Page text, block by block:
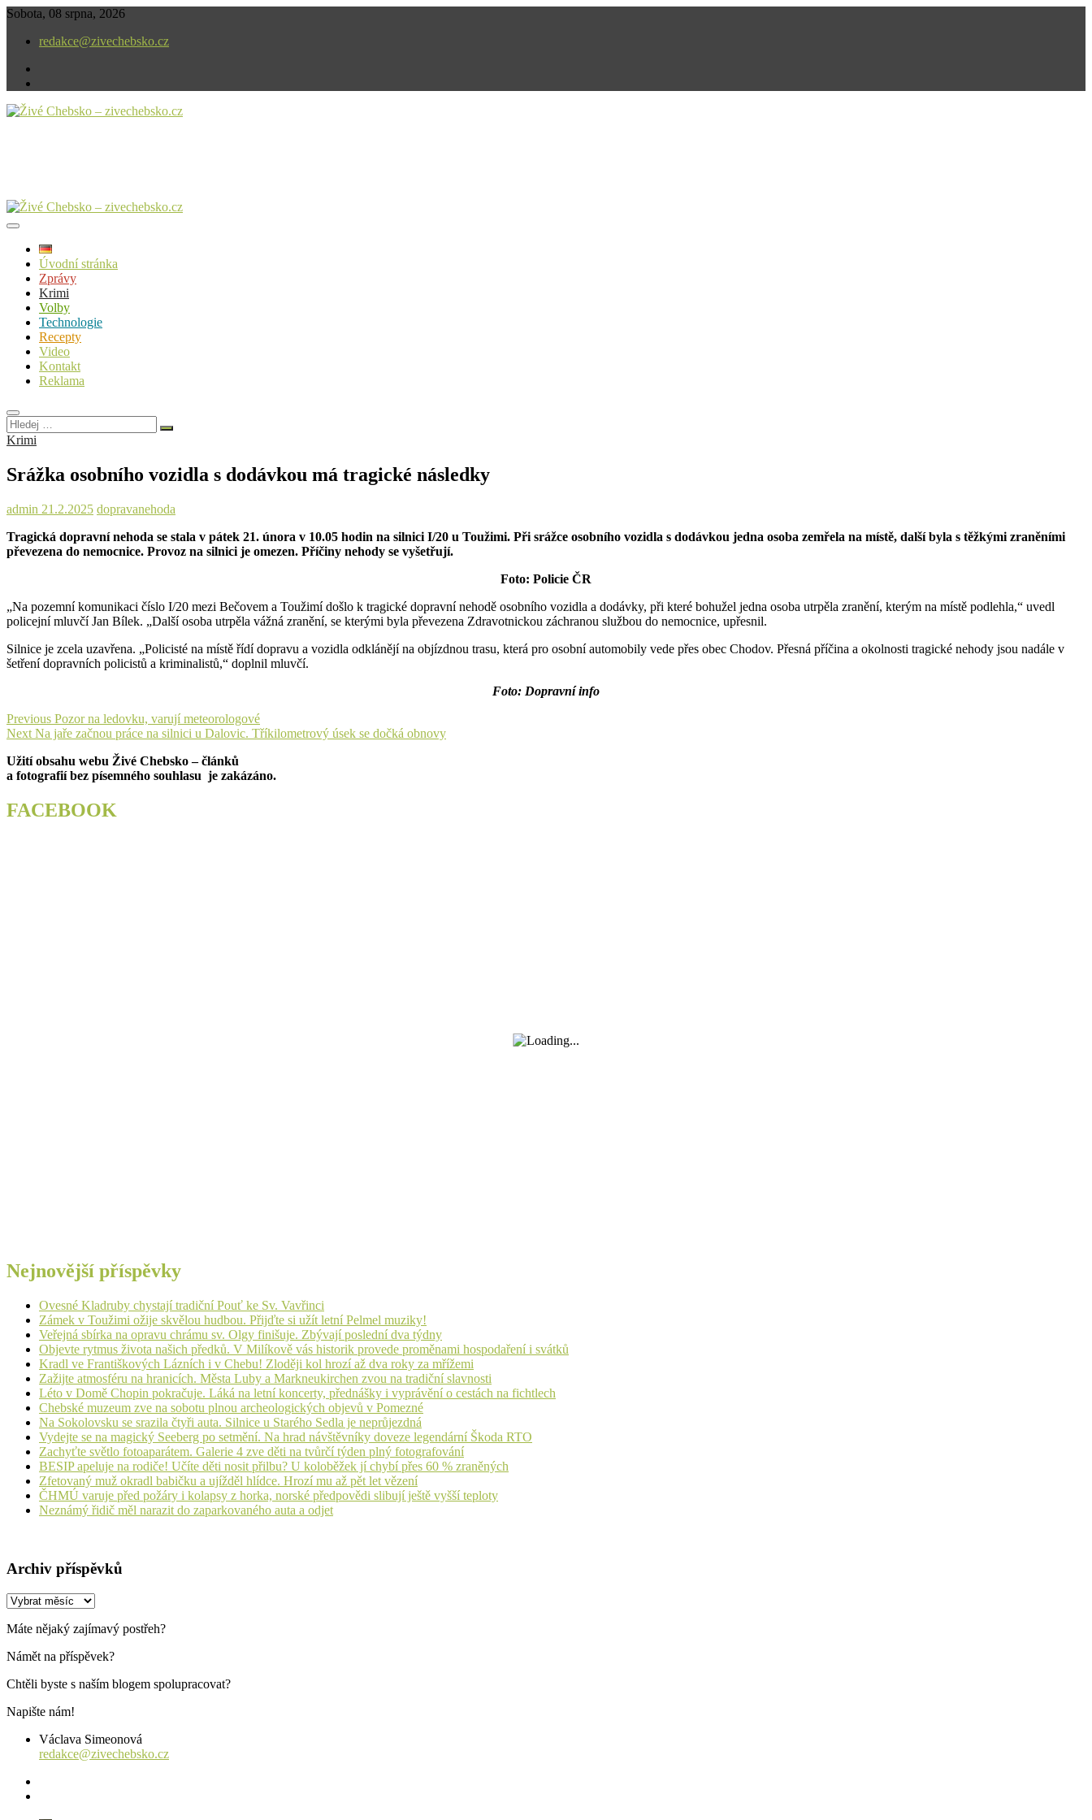
Skip
content
Sobota, 08 srpna, 2026
redakce@zivechebsko.cz
Úvodní stránka
Zprávy
Krimi
Volby
Technologie
Recepty
Video
Kontakt
Reklama
Hledej
…
Krimi
Srážka osobního vozidla s dodávkou má tragické následky
admin 21.2.2025 dopravanehoda
Tragická dopravní nehoda se stala v pátek 21. února v 10.05 hodin na silnici I/20 u Toužimi. Při srážce osobního vozidla s dodávkou jedna osoba zemřela na místě, další byla s těžkými zraněními
převezena do nemocnice. Provoz na silnici je omezen. Příčiny nehody se vyšetřují.
Foto: Policie ČR
„Na pozemní komunikaci číslo I/20 mezi Bečovem a Toužimí došlo k tragické dopravní nehodě osobního vozidla a dodávky, při které bohužel jedna osoba utrpěla zranění, kterým na místě podlehla,“ uvedl
policejní mluvčí Jan Bílek. „Další osoba utrpěla vážná zranění, se kterými byla převezena Zdravotnickou záchranou službou do nemocnice, upřesnil.
Silnice je zcela uzavřena. „Policisté na místě řídí dopravu a vozidla odklánějí na objízdnou trasu, která pro osobní automobily vede přes obec Chodov. Přesná příčina a okolnosti tragické nehody jsou nadále v
šetření dopravních policistů a kriminalistů,“ doplnil mluvčí.
Foto: Dopravní info
Navigace
pro
příspěvek
Previous Previous
post:
Pozor na ledovku, varují meteorologové
Next Next
Na jaře začnou práce na silnici u Dalovic. Tříkilometrový úsek se dočká obnovy
Užití obsahu webu Živé Chebsko – článků
a fotografií bez písemného souhlasu je zakázáno.
FACEBOOK
Nejnovější příspěvky
Ovesné Kladruby chystají tradiční Pouť ke Sv. Vavřinci
Zámek v Toužimi ožije skvělou hudbou. Přijďte si užít letní Pelmel muziky!
Veřejná sbírka na opravu chrámu sv. Olgy finišuje. Zbývají poslední dva týdny
Objevte rytmus života našich předků. V Milíkově vás historik provede proměnami hospodaření i svátků
Kradl ve Františkových Lázních i v Chebu! Zloději kol hrozí až dva roky za mřížemi
Zažijte atmosféru na hranicích. Města Luby a Markneukirchen zvou na tradiční slavnosti
Léto v Domě Chopin pokračuje. Láká na letní koncerty, přednášky i vyprávění o cestách na fichtlech
Chebské muzeum zve na sobotu plnou archeologických objevů v Pomezné
Na Sokolovsku se srazila čtyři auta. Silnice u Starého Sedla je neprůjezdná
Vydejte se na magický Seeberg po setmění. Na hrad návštěvníky doveze legendární Škoda RTO
Zachyťte světlo fotoaparátem. Galerie 4 zve děti na tvůrčí týden plný fotografování
BESIP apeluje na rodiče! Učíte děti nosit přilbu? U koloběžek jí chybí přes 60 % zraněných
Zfetovaný muž okradl babičku a ujížděl hlídce. Hrozí mu až pět let vězení
ČHMÚ varuje před požáry i kolapsy z horka, norské předpovědi slibují ještě vyšší teploty
Neznámý řidič měl narazit do zaparkovaného auta a odjet
Archiv příspěvků
Archiv
Máte nějaký zajímavý postřeh?
Námět na příspěvek?
Chtěli byste s naším blogem spolupracovat?
Napište nám!
Václava Simeonová
redakce@zivechebsko.cz